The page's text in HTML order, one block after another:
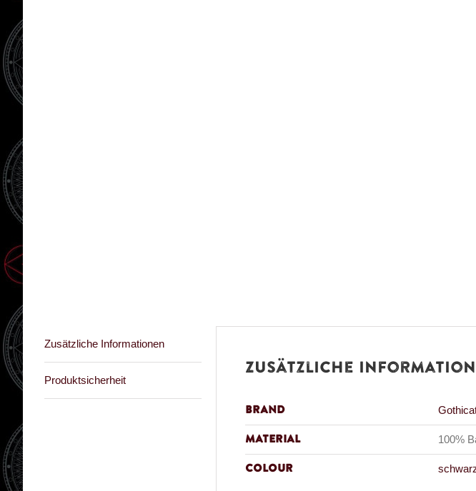
Zusätzliche Informationen
Produktsicherheit
Zusätzliche
Brand
Material 100%
Colour